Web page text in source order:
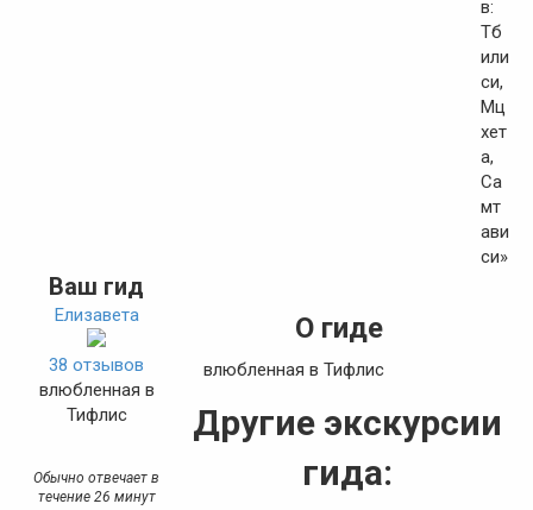
Ваш гид
Елизавета
38 отзывов
влюбленная в
Тифлис
Обычно отвечает в
течение 26 минут
О гиде
влюбленная в Тифлис
Другие экскурсии
гида: